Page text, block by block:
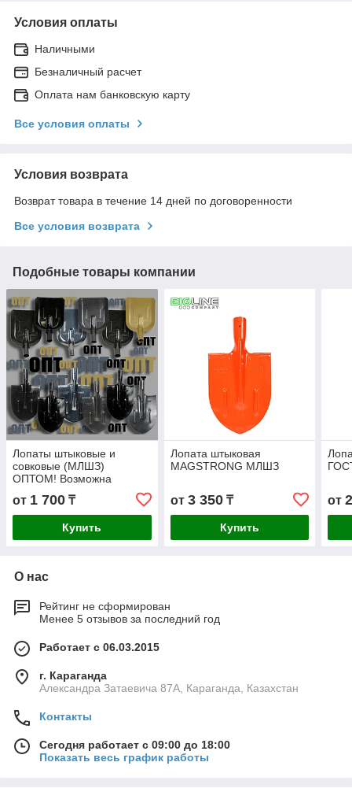
Условия оплаты
Наличными
Безналичный расчет
Оплата нам банковскую карту
Все условия оплаты
Условия возврата
Возврат товара в течение 14 дней по договоренности
Все условия возврата
Подобные товары компании
Лопаты штыковые и
совковые (МЛШЗ)
ОПТОМ! Возможна
доставка по Казахстану
от 1 700 ₸
Купить
Лопата штыковая
MAGSTRONG МЛШЗ
от 3 350₸
Купить
от
О нас
Рейтинг не сформирован
Менее 5 отзывов за последний год
Работает с 06.03.2015
г. Караганда
Александра Затаевича 87А, Караганда, Казахстан
Контакты
Сегодня работает с 09:00 до 18:00
Показать весь график работы